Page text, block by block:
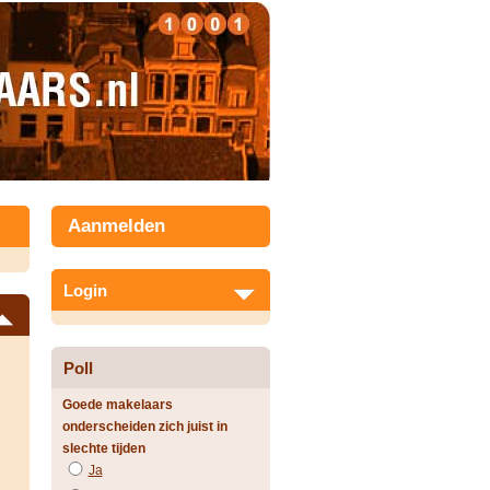
Aanmelden
Login
Poll
Goede makelaars
onderscheiden zich juist in
slechte tijden
Ja